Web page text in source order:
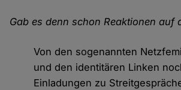
Gab es denn schon Reaktionen auf
Von den sogenannten
und den identitären Linken
Einladungen zu